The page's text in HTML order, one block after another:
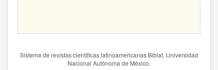
Sistema de revistas científicas latinoamericanas Biblat. Universidad
Nacional Autónoma de México.